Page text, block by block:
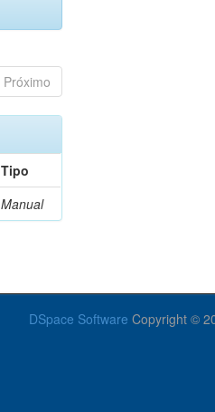
Próximo
Tipo
Manual
DSpace Software Copyright ©